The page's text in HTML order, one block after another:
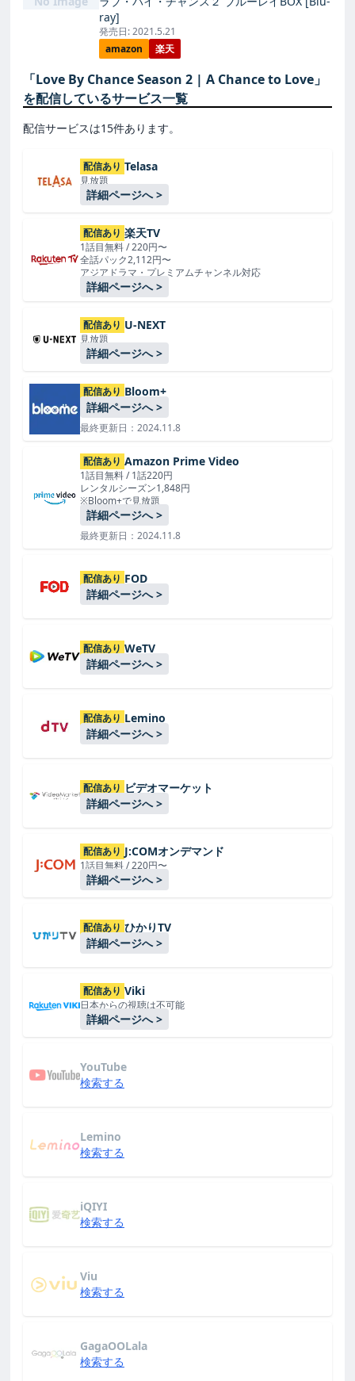
ray]
発売日: 2021.5.21
amazon
楽天
「Love By Chance Season 2 | A Chance to Love」
を配信しているサービス一覧
配信サービスは15件あります。
配信あり Telasa
見放題
詳細ページへ >
配信あり 楽天TV
1話目無料 / 220円〜
全話パック2,112円〜
アジアドラマ・プレミアムチャンネル対応
詳細ページへ >
配信あり U-NEXT
見放題
詳細ページへ >
配信あり Bloom+
詳細ページへ >
最終更新日：2024.11.8
配信あり Amazon Prime Video
1話目無料 / 1話220円
レンタルシーズン1,848円
※Bloom+で見放題
詳細ページへ >
最終更新日：2024.11.8
配信あり FOD
詳細ページへ >
配信あり WeTV
詳細ページへ >
配信あり Lemino
詳細ページへ >
配信あり ビデオマーケット
詳細ページへ >
配信あり J:COMオンデマンド
1話目無料 / 220円〜
詳細ページへ >
配信あり ひかりTV
詳細ページへ >
配信あり Viki
日本からの視聴は不可能
詳細ページへ >
YouTube
検索する
Lemino
検索する
iQIYI
検索する
Viu
検索する
GagaOOLala
検索する